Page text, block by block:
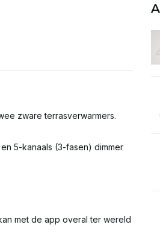
zware terrasverwarmers.
5-kanaals (3-fasen) dimmer
met de app overal ter wereld